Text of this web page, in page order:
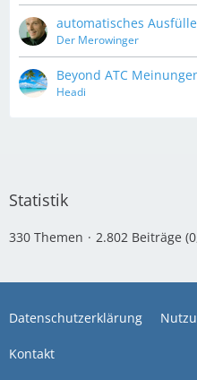
automatisches
Der Merowinger
Beyond ATC
Headi
Statistik
330 Themen 2.802 Beiträge
Datenschutzerklärung
Kontakt